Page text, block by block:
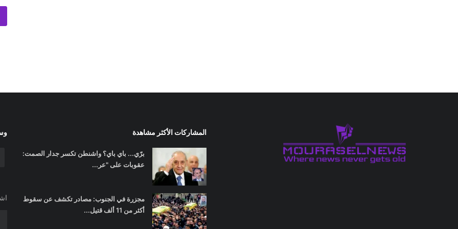
المشاركات الأكثر مشاهدة
برّي... باي باي؟ واشنطن تكسر جدار الصمت:
عقوبات على "عر...
مجزرة في الجنوب: مصادر تكشف عن سقوط
أكثر من 11 ألف قتيل...